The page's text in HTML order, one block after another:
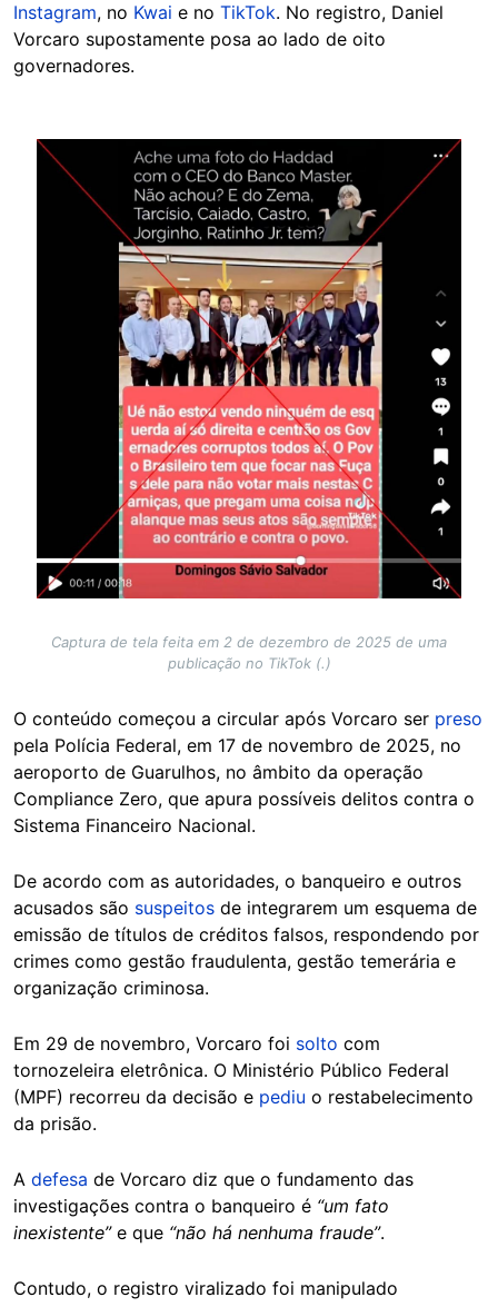
Instagram, no Kwai e no TikTok. No registro, Daniel
Vorcaro supostamente posa ao lado de oito
governadores.
Image
Captura de tela feita em 2 de dezembro de 2025 de uma
publicação no TikTok (.)
O conteúdo começou a circular após Vorcaro ser preso
pela Polícia Federal, em 17 de novembro de 2025, no
aeroporto de Guarulhos, no âmbito da operação
Compliance Zero, que apura possíveis delitos contra o
Sistema Financeiro Nacional.
De acordo com as autoridades, o banqueiro e outros
acusados são suspeitos de integrarem um esquema de
emissão de títulos de créditos falsos, respondendo por
crimes como gestão fraudulenta, gestão temerária e
organização criminosa.
Em 29 de novembro, Vorcaro foi solto com
tornozeleira eletrônica. O Ministério Público Federal
(MPF) recorreu da decisão e pediu o restabelecimento
da prisão.
A defesa de Vorcaro diz que o fundamento das
investigações contra o banqueiro é “um fato
inexistente”e que “não há nenhuma fraude”.
Contudo, o registro viralizado foi manipulado